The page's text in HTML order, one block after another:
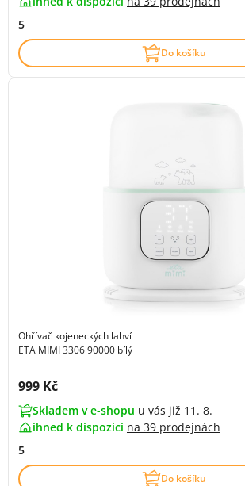
5
Do košíku
Ohřívač kojeneckých lahví
ETA MIMI 3306 90000 bílý
Cena s DPH:
999 Kč
Skladem v e-shopu u vás již 11. 8.
ihned k dispozici na 39 prodejnách
5
Do košíku